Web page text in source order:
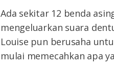
Ada sekitar 12 benda
mengeluarkan suara
Louise pun berusaha
mulai memecahkan apa